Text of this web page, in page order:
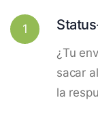
1
¿Tu
sacar
la